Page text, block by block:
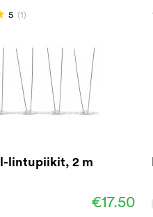
5 (1)
lintupiikit, 2 m
€17.50